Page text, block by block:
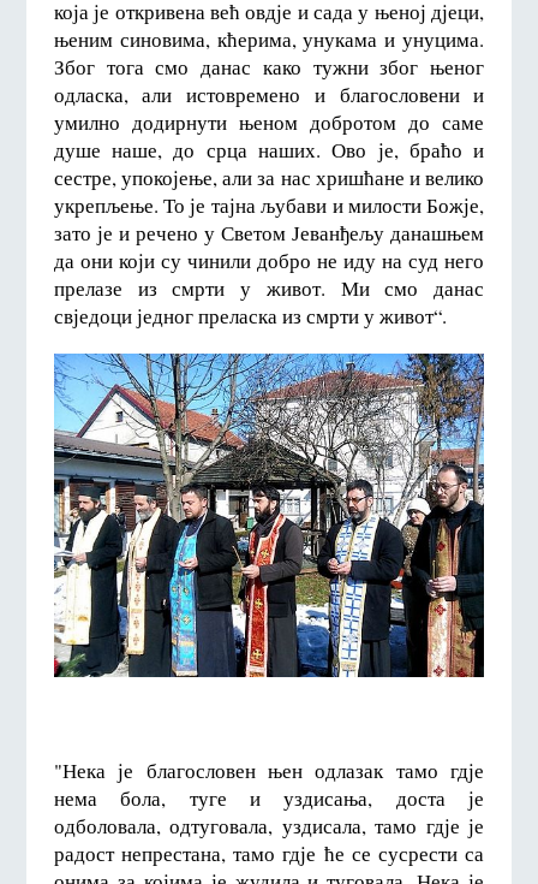
која је откривена већ овдје и сада у њеној дјеци,
њеним синовима, кћерима, унукама и унуцима.
Због тога смо данас како тужни због њеног
одласка, али истовремено и благословени и
умилно додирнути њеном добротом до саме
душе наше, до срца наших. Ово је, браћо и
сестре, упокојење, али за нас хришћане и велико
укрепљење. То је тајна љубави и милости Божје,
зато је и речено у Светом Јеванђељу данашњем
да они који су чинили добро не иду на суд него
прелазе из смрти у живот. Ми смо данас
свједоци једног преласка из смрти у живот“.
"Нека је благословен њен одлазак тамо гдје
нема бола, туге и уздисања, доста је
одболовала, одтуговала, уздисала, тамо гдје је
радост непрестана, тамо гдје ће се сусрести са